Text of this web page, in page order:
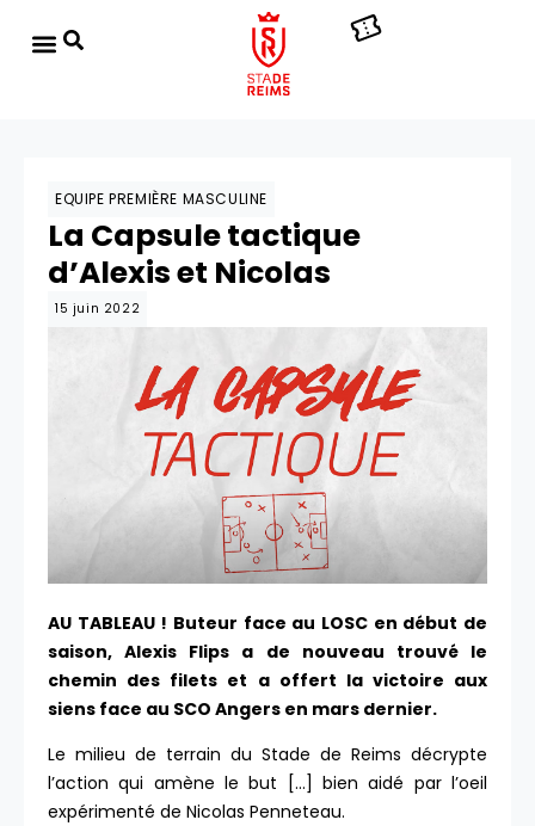
EQUIPE PREMIÈRE MASCULINE
La Capsule tactique
d’Alexis et Nicolas
15 juin 2022
AU TABLEAU ! Buteur face au LOSC en début de
saison, Alexis Flips a de nouveau trouvé le
chemin des filets et a offert la victoire aux
siens face au SCO Angers en mars dernier.
Le milieu de terrain du Stade de Reims décrypte
l’action qui amène le but […] bien aidé par l’oeil
expérimenté de Nicolas Penneteau.